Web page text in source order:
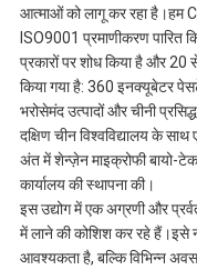
आत्माओं को लागू कर रहा है।हम
ISO9001 प्रमाणीकरण
प्रकारों पर शोध किया है और
किया गया है: 360 इनक्यूबेटर
भरोसेमंद उत्पादों और चीनी
दक्षिण चीन विश्वविद्यालय के
अंत में शेन्ज़ेन माइक्रोफी बायो-
कार्यालय की स्थापना की।
इस उद्योग में एक अग्रणी और
में लाने की कोशिश कर रहे
आवश्यकता है, बल्कि विभिन्न